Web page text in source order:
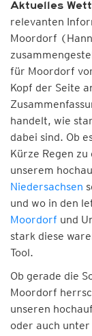
Aktuelles
relevanten
Moordorf
für Moordorf
Kopf der Seite
handelt, wie
dabei sind. Ob
Kürze Regen
unserem
Niedersachsen
und wo in den
Moordorf und
stark diese
Tool.
Ob gerade die
Moordorf
unseren
oder auch unter